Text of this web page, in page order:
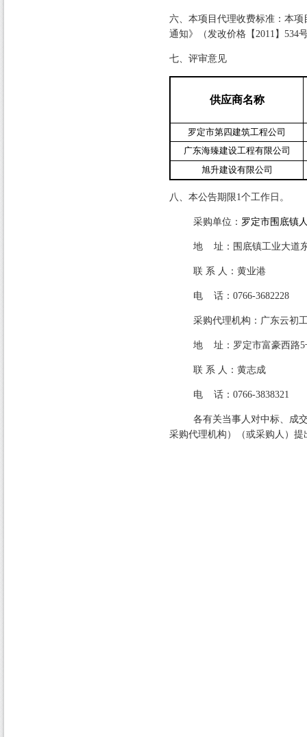
六、本项目代理收费标准：本
通知》（发改价格【2011 】 534
七、评审意见
供应商名称
罗定市第四建筑工程公司
广东海臻建设工程有限公司
旭升建设有限公司
八、本公告期限1个工作日。
采购单位： 罗定市围底镇
地 址：围底镇工业大道
联 系 人：黄业港
电 话： 0766-3682228
采购代理机构：广东云初
地 址：罗定市富豪西路5
联 系 人：黄志成
电 话： 0766-3838321
各有关当事人对中标、成
采购代理机构）（或采购人）